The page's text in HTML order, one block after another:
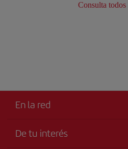
Consulta
En la red
De tu interés